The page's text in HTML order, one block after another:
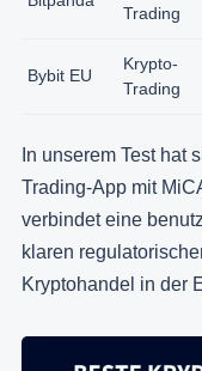
Trading
Bybit EU
Krypto-
Trading
In unserem Test hat
Trading-App mit
verbindet eine
klaren
Kryptohandel in der